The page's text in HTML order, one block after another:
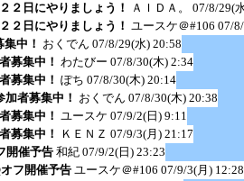
２日にやりましょう！
ＡＩＤＡ。
07/8/29(
２日にやりましょう！ ユースケ＠#106 07/
集中！ おくでん 07/8/29(水) 20:58
募集中！ わたびー 07/8/30(木) 2:34
募集中！ ぽち 07/8/30(木) 20:14
加者募集中！ おくでん 07/8/30(木) 20:38
募集中！ ユースケ 07/9/2(日) 9:11
募集中！
ＫＥＮＺ 07/9/3(月) 21:17
開催予告 和紀 07/9/2(日) 23:23
オフ開催予告ユースケ＠#106 07/9/3(月) 12:28